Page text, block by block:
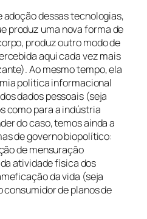
dessas tecnologias,
produz uma nova forma de
produz outro modo de
aqui cada vez mais
Ao mesmo tempo, ela
política informacional
dados pessoais (seja
como para a indústria
do caso, temos ainda a
de governo biopolítico:
de mensuração
atividade física dos
da vida (seja
consumidor de planos de